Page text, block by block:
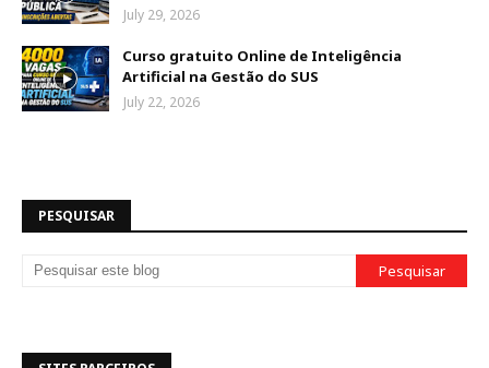
July 29, 2026
Curso gratuito Online de Inteligência
Artificial na Gestão do SUS
July 22, 2026
PESQUISAR